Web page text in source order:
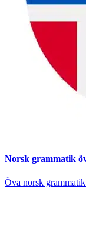
Norsk grammatik
Öva norsk